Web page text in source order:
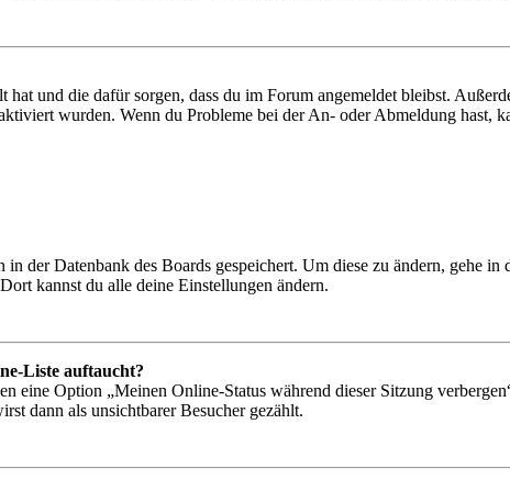
und die dafür sorgen, dass du im Forum angemeldet bleibst.
wurden. Wenn du Probleme bei der An- oder Abmeldung hast,
der Datenbank des Boards gespeichert. Um diese zu ändern, gehe
kannst du alle deine Einstellungen ändern.
Liste auftaucht?
eine Option „Meinen Online-Status während dieser Sitzung
dann als unsichtbarer Besucher gezählt.